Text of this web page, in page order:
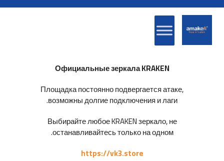
Официальные зеркала KRAKEN
Площадка постоянно подвергается атаке,
возможны долгие подключения и лаги.
Выбирайте любое KRAKEN зеркало, не
останавливайтесь только на одном.
https://vk3.store